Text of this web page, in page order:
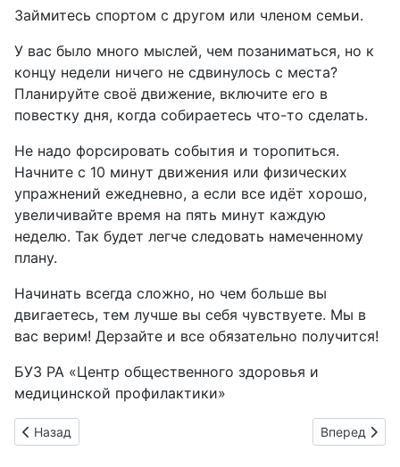
Займитесь спортом с другом или членом семьи.
У вас было много мыслей, чем позаниматься, но к
концу недели ничего не сдвинулось с места?
Планируйте своё движение, включите его в
повестку дня, когда собираетесь что-то сделать.
Не надо форсировать события и торопиться.
Начните с 10 минут движения или физических
упражнений ежедневно, а если все идёт хорошо,
увеличивайте время на пять минут каждую
неделю. Так будет легче следовать намеченному
плану.
Начинать всегда сложно, но чем больше вы
двигаетесь, тем лучше вы себя чувствуете. Мы в
вас верим! Дерзайте и все обязательно получится!
БУЗ РА «Центр общественного здоровья и
медицинской профилактики»
Предыдущий: Операция "Мак"
Назад Следующий:
Вперед